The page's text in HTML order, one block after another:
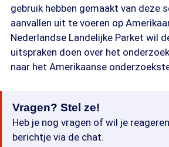
gebruik hebben gemaakt van deze
aanvallen uit te voeren op
Nederlandse Landelijke Parket wil
uitspraken doen over het
naar het Amerikaanse
Vragen? Stel ze!
Heb je nog vragen of wil je
berichtje via de chat.